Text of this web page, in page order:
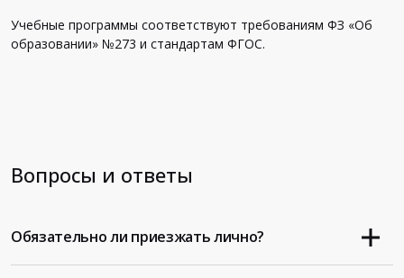
Учебные программы соответствуют требованиям ФЗ «Об
образовании» №273 и стандартам ФГОС.
Вопросы и ответы
Обязательно ли приезжать лично?